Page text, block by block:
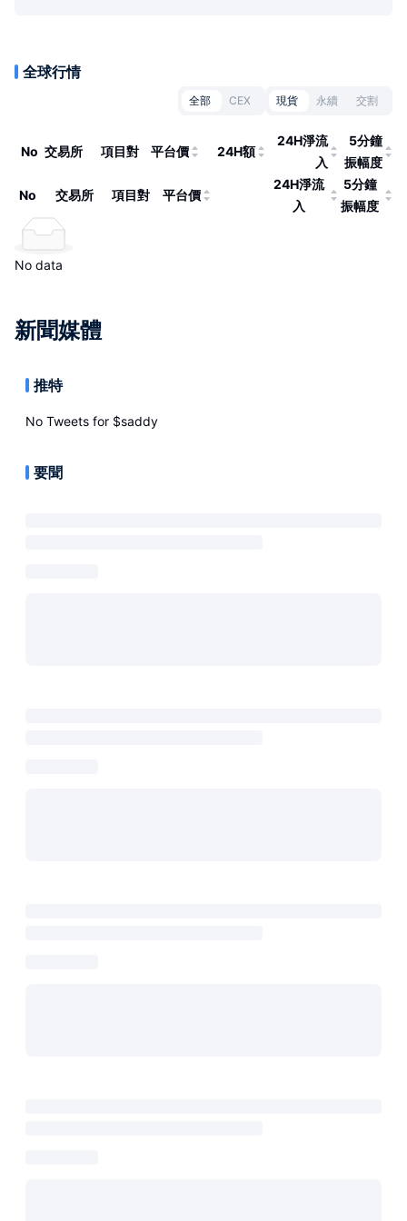
全球行情
全部 CEX 現貨 永續 交割
No 交易所 項目對 平台價 24H額
24H淨流
入
5分鐘
振幅度
No 交易所 項目對 平台價
24H淨流
入
5分鐘
振幅度
No data
新聞媒體
推特
No Tweets for $saddy
要聞